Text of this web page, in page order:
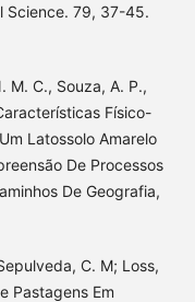
Science. 79, 37-45.
M. C., Souza, A. P.,
Físico-
Latossolo Amarelo
De Processos
De Geografia,
C. M; Loss,
Pastagens Em